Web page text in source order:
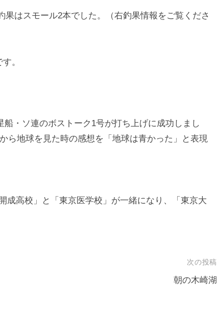
はスモール2本でした。（右釣果情報をご覧くださ
。
・ソ連のボストーク1号が打ち上げに成功しまし
ら地球を見た時の感想を「地球は青かった」と表現
成高校」と「東京医学校」が一緒になり、「東京大
次の投稿
朝の木崎湖